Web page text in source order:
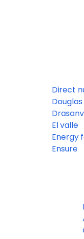
Direct
El valle
Energy
Ensure